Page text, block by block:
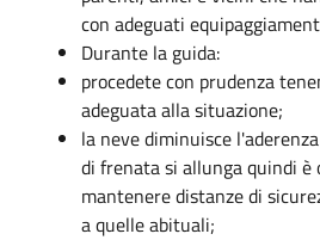
con adeguati
Durante la guida:
procedete con prudenza
adeguata alla situazione;
la neve diminuisce
di frenata si allunga quindi è
mantenere distanze di
a quelle abituali;